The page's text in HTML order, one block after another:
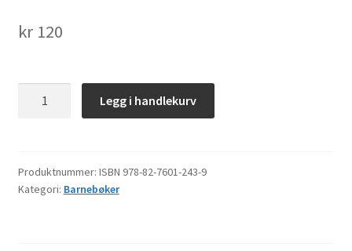
kr120
Legg i handlekurv
Produktnummer: ISBN 978-82-7601-243-9
Kategori: Barnebøker